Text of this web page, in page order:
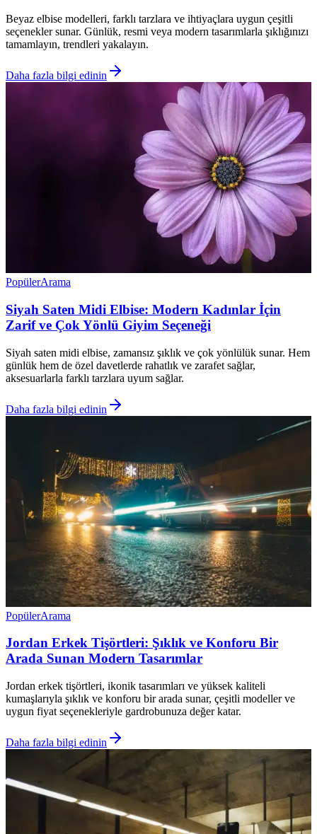
Beyaz elbise modelleri, farklı tarzlara ve ihtiyaçlara uygun çeşitli
seçenekler sunar. Günlük, resmi veya modern tasarımlarla şıklığınızı
tamamlayın, trendleri yakalayın.
Daha fazla bilgi edinin
PopülerArama
Siyah Saten Midi Elbise: Modern Kadınlar İçin
Zarif ve Çok Yönlü Giyim Seçeneği
Siyah saten midi elbise, zamansız şıklık ve çok yönlülük sunar. Hem
günlük hem de özel davetlerde rahatlık ve zarafet sağlar,
aksesuarlarla farklı tarzlara uyum sağlar.
Daha fazla bilgi edinin
PopülerArama
Jordan Erkek Tişörtleri: Şıklık ve Konforu Bir
Arada Sunan Modern Tasarımlar
Jordan erkek tişörtleri, ikonik tasarımları ve yüksek kaliteli
kumaşlarıyla şıklık ve konforu bir arada sunar, çeşitli modeller ve
uygun fiyat seçenekleriyle gardrobunuza değer katar.
Daha fazla bilgi edinin